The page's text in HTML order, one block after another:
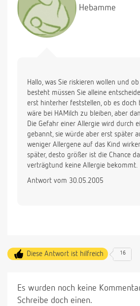
Hebamme
Hallo, was Sie riskieren wollen und
besteht müssen Sie alleine
erst hinterher feststellen, ob es doch
wäre bei HAMilch zu bleiben, aber
Die Gefahr einer Allergie wird durch
gebannt, sie würde aber erst später
weniger Allergene auf das Kind
später, desto größer ist die Chance
verträgtund keine Allergie bekommt.
Antwort vom 30.05.2005
Diese Antwort ist hilfreich 16
Es wurden noch keine
Schreibe doch einen.